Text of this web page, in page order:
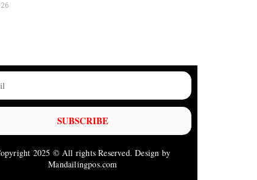
SUBSCRIBE
2025 © All rights Reserved. Design by
Mandailingpos.com